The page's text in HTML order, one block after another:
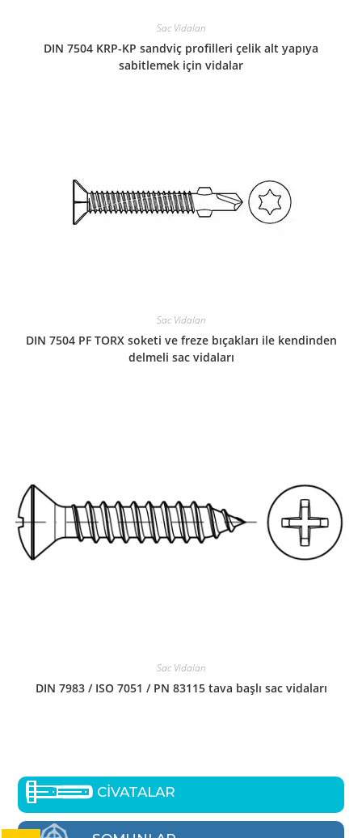
Sac Vidaları
DIN 7504 KRP-KP sandviç profilleri çelik alt yapıya
sabitlemek için vidalar
Sac Vidaları
DIN 7504 PF TORX soketi ve freze bıçakları ile kendinden
delmeli sac vidaları
Sac Vidaları
DIN 7983 / ISO 7051 / PN 83115 tava başlı sac vidaları
CİVATALAR